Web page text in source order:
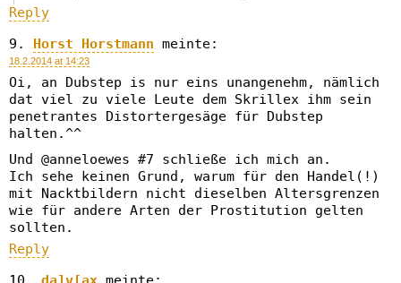
Reply
Horst Horstmann meinte:
18.2.2014 at 14:23
Oi, an Dubstep is nur eins unangenehm, nämlich
dat viel zu viele Leute dem Skrillex ihm sein
penetrantes Distortergesäge für Dubstep
halten.^^
Und @anneloewes #7 schließe ich mich an.
Ich sehe keinen Grund, warum für den Handel(!)
mit Nacktbildern nicht dieselben Altersgrenzen
wie für andere Arten der Prostitution gelten
sollten.
Reply